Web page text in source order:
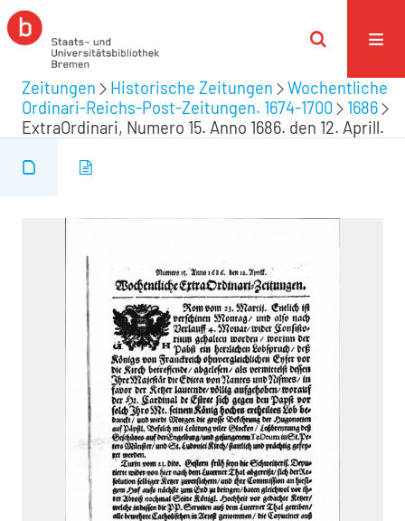
Zeitungen Historische Zeitungen
Wochentliche
Ordinari-Reichs-Post-Zeitungen. 1674-1700
1686
ExtraOrdinari, Numero 15. Anno 1686. den 12. Aprill.